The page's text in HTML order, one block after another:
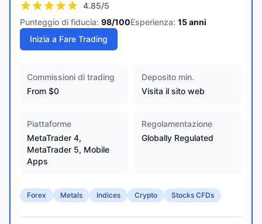
4.85/5
Punteggio di fiducia: 98/100Esperienza: 15anni
Inizia a Fare Trading
Commissioni di trading
From $0
Deposito min.
Visita il sito web
Piattaforme
MetaTrader 4,
MetaTrader 5, Mobile
Apps
Regolamentazione
Globally Regulated
Forex Metals Indices Crypto Stocks CFDs